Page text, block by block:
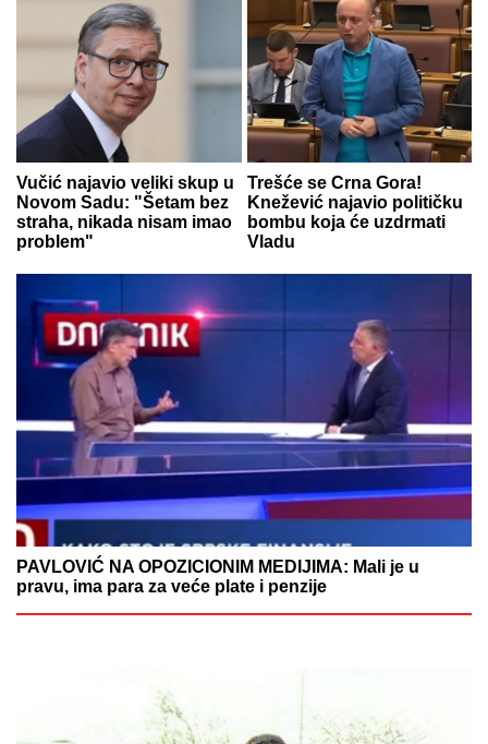
Vučić najavio veliki skup u
Novom Sadu: "Šetam bez
straha, nikada nisam imao
problem"
Trešće se Crna Gora!
Knežević najavio političku
bombu koja će uzdrmati
Vladu
PAVLOVIĆ NA OPOZICIONIM MEDIJIMA: Mali je u
pravu, ima para za veće plate i penzije